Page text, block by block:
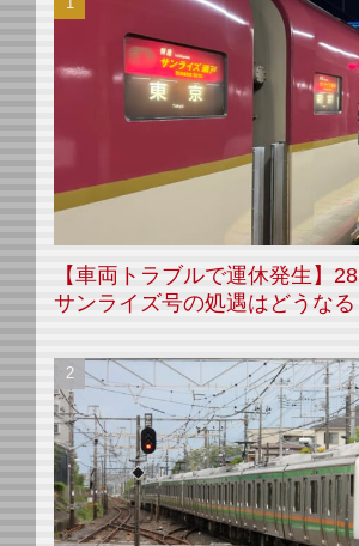
【車両トラブルで運休発生】
サンライズ号の処遇はどうなる